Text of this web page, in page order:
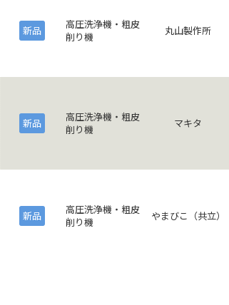
新品
高圧洗浄機・粗皮
削り機
丸山製作所
新品
高圧洗浄機・粗皮
削り機
マキタ
新品
高圧洗浄機・粗皮
削り機
やまびこ（共立）